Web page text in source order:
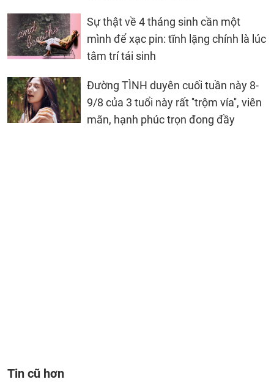
Sự thật về 4 tháng sinh cần một
mình để xạc pin: tĩnh lặng chính là lúc
tâm trí tái sinh
Đường TÌNH duyên cuối tuần này 8-
9/8 của 3 tuổi này rất ''trộm vía'', viên
mãn, hạnh phúc trọn đong đầy
Tin cũ hơn